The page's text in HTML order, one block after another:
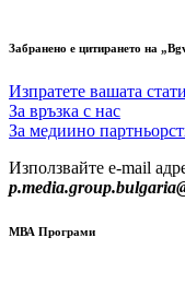
Забранено е цитирането на
Изпратете вашата
За връзка с нас
За медиино
Използвайте e-mail
МВА Програми